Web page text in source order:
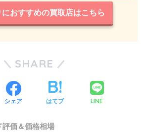
におすすめの買取店はこちら
SHARE
シェア はてブ LINE
評価＆価格相場